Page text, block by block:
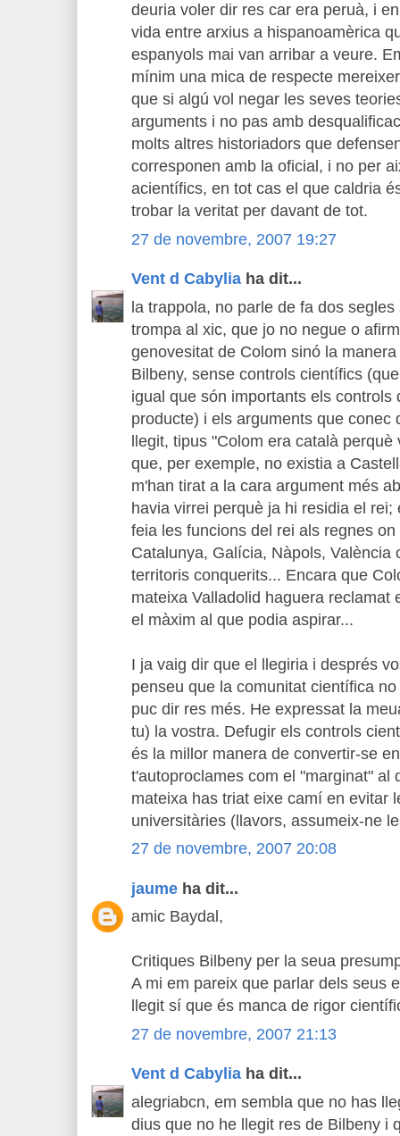
deuria voler dir res car era peruà, i
vida entre arxius a hispanoamèrica
espanyols mai van arribar a veure.
mínim una mica de respecte
que si algú vol negar les seves
arguments i no pas amb
molts altres historiadors que
corresponen amb la oficial, i no per
acientífics, en tot cas el que caldria
trobar la veritat per davant de tot.
27 de novembre, 2007 19:27
Vent d Cabylia ha dit...
la trappola, no parle de fa dos
trompa al xic, que jo no negue o
genovesitat de Colom sinó la
Bilbeny, sense controls científics
igual que són importants els controls
producte) i els arguments que conec
llegit, tipus "Colom era català
que, per exemple, no existia a
m'han tirat a la cara argument més
havia virrei perquè ja hi residia el
feia les funcions del rei als regnes
Catalunya, Galícia, Nàpols, València
territoris conquerits... Encara que
mateixa Valladolid haguera reclamat
el màxim al que podia aspirar...
I ja vaig dir que el llegiria i després
penseu que la comunitat científica
puc dir res més. He expressat la
tu) la vostra. Defugir els controls
és la millor manera de convertir-se
t'autoproclames com el "marginat" al
mateixa has triat eixe camí en evitar
universitàries (llavors, assumeix-ne
27 de novembre, 2007 20:08
jaume ha dit...
amic Baydal,
Critiques Bilbeny per la seua
A mi em pareix que parlar dels seus
llegit sí que és manca de rigor
27 de novembre, 2007 21:13
Vent d Cabylia ha dit...
alegriabcn, em sembla que no has
dius que no he llegit res de Bilbeny i